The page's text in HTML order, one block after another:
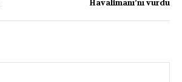
Havalimanı’nı vurdu